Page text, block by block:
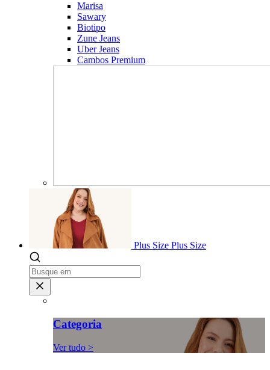
Marisa
Sawary
Biotipo
Zune Jeans
Uber Jeans
Cambos Premium
Plus Size Plus Size
Categoria
Ver tudo >